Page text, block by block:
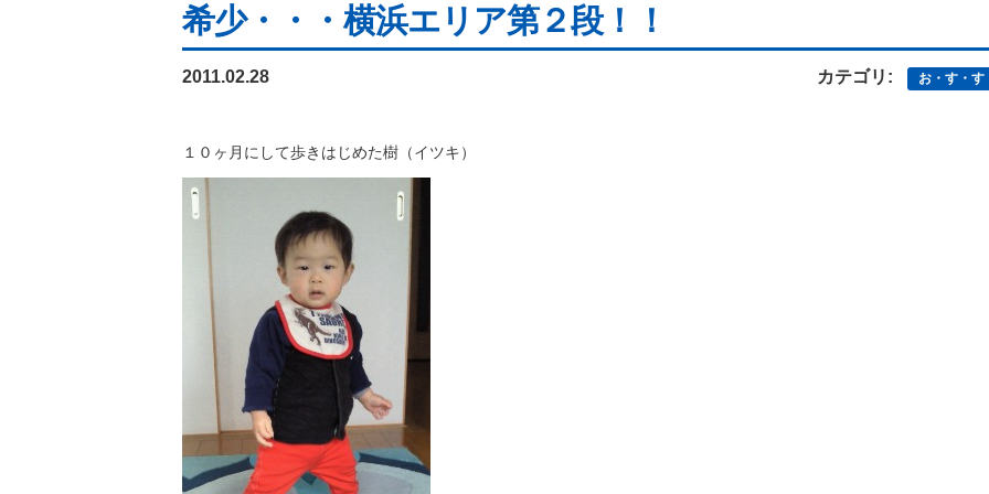
希少・・・横浜エリア第２段！！
2011.02.28 カテゴリ: お・す・す
１０ヶ月にして歩きはじめた樹（イツキ）